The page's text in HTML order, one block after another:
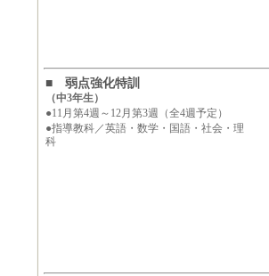
■ 弱点強化特訓
（中3年生）
●11月第4週～12月第3週（全4週予定）
●指導教科／英語・数学・国語・社会・理
科